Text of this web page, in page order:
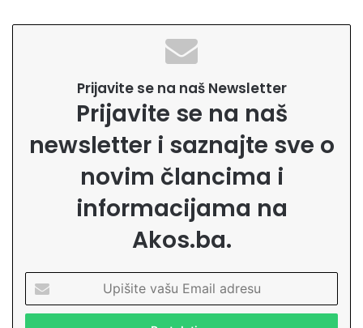
Prijavite se na naš Newsletter
Prijavite se na naš
newsletter i saznajte sve o
novim člancima i
informacijama na
Akos.ba.
i